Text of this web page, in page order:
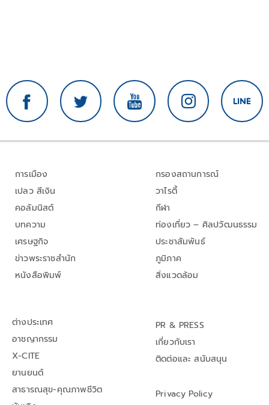
การเมือง
เปลว สีเงิน
คอลัมนิสต์
บทความ
เศรษฐกิจ
ข่าวพระราชสำนัก
หนังสือพิมพ์
กรองสถานการณ์
วาไรตี้
กีฬา
ท่องเที่ยว – ศิลปวัฒนธรรม
ประชาสัมพันธ์
ภูมิภาค
สิ่งแวดล้อม
ต่างประเทศ
อาชญากรรม
X-CITE
ยานยนต์
สาธารณสุข-คุณภาพชีวิต
PR & PRESS
เกี่ยวกับเรา
ติดต่อและ สนับสนุน
Privacy Policy